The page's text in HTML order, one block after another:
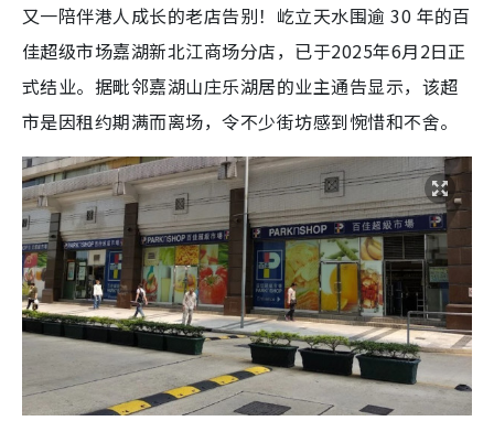
又一陪伴港人成长的老店告别！屹立天水围逾 30 年的百
佳超级市场嘉湖新北江商场分店，已于2025年6月2日正
式结业。据毗邻嘉湖山庄乐湖居的业主通告显示，该超
市是因租约期满而离场，令不少街坊感到惋惜和不舍。